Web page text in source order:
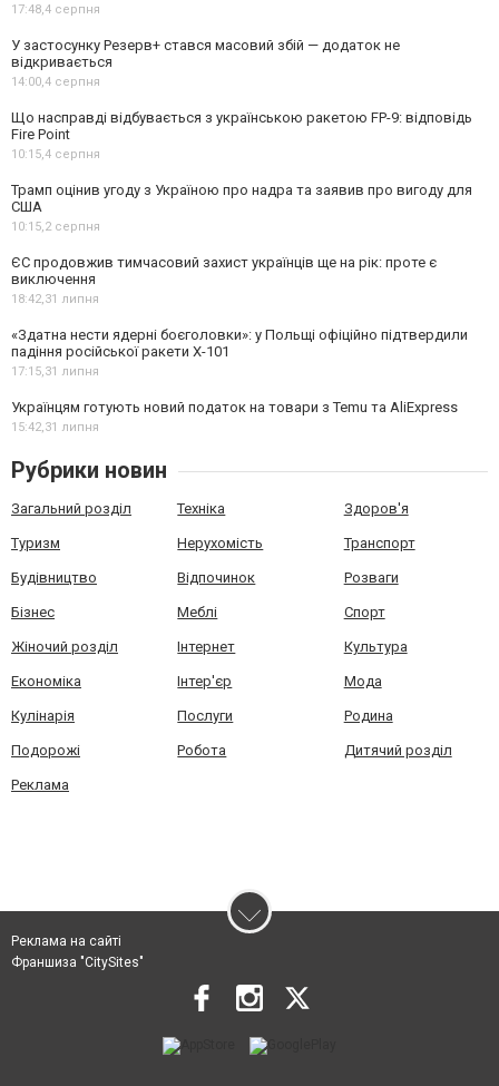
17:48,4 серпня
У застосунку Резерв+ стався масовий збій — додаток не
відкривається
14:00,4 серпня
Що насправді відбувається з українською ракетою FP-9: відповідь
Fire Point
10:15,4 серпня
Трамп оцінив угоду з Україною про надра та заявив про вигоду для
США
10:15,2 серпня
ЄС продовжив тимчасовий захист українців ще на рік: проте є
виключення
18:42,31 липня
«Здатна нести ядерні боєголовки»: у Польщі офіційно підтвердили
падіння російської ракети Х-101
17:15,31 липня
Українцям готують новий податок на товари з Temu та AliExpress
15:42,31 липня
Рубрики новин
Загальний розділ Техніка Здоров'я
Туризм Нерухомість Транспорт
Будівництво Відпочинок Розваги
Бізнес Меблі Спорт
Жіночий розділ Інтернет Культура
Економіка Інтер'єр Мода
Кулінарія Послуги Родина
Подорожі Робота Дитячий розділ
Реклама
Реклама на сайті
Франшиза "CitySites"